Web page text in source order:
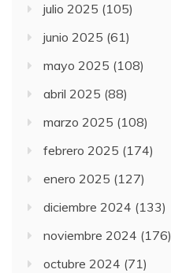
julio 2025 (105)
junio 2025 (61)
mayo 2025 (108)
abril 2025 (88)
marzo 2025 (108)
febrero 2025 (174)
enero 2025 (127)
diciembre 2024 (133)
noviembre 2024 (176)
octubre 2024 (71)